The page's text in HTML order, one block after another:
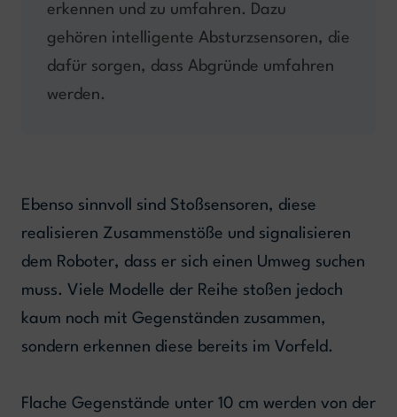
erkennen und zu umfahren. Dazu
gehören intelligente Absturzsensoren, die
dafür sorgen, dass Abgründe umfahren
werden.
Ebenso sinnvoll sind Stoßsensoren, diese
realisieren Zusammenstöße und signalisieren
dem Roboter, dass er sich einen Umweg suchen
muss. Viele Modelle der Reihe stoßen jedoch
kaum noch mit Gegenständen zusammen,
sondern erkennen diese bereits im Vorfeld.
Flache Gegenstände unter 10 cm werden von der